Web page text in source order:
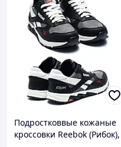
Подростковвые кожаные
кроссовки Reebok (Рибок),